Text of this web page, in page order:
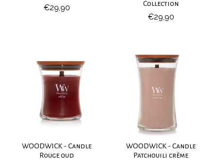
€29,90
Collection
€29,90
WOODWICK - Candle
Rouge oud
WOODWICK - Candle
Patchouili crème